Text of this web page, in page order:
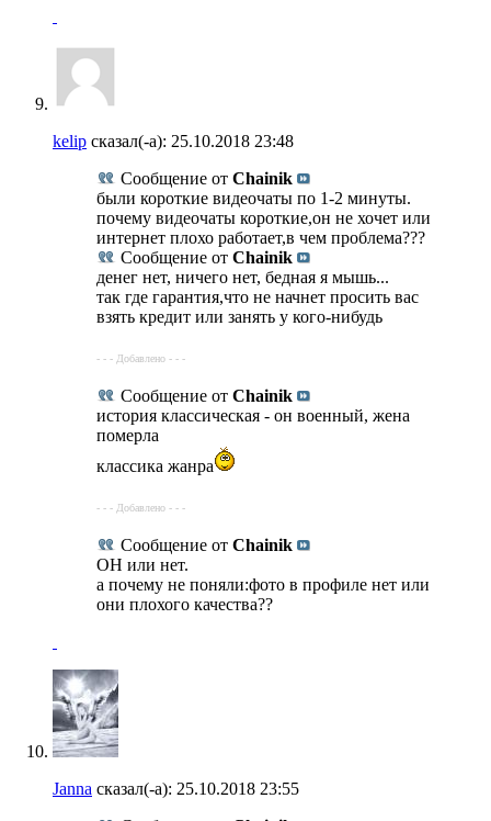
kelip сказал(-а): 25.10.2018 23:48
Сообщение от Chainik
были короткие видеочаты по 1-2 минуты.
почему видеочаты короткие,он не хочет или
интернет плохо работает,в чем проблема???
Сообщение от Chainik
денег нет, ничего нет, бедная я мышь...
так где гарантия,что не начнет просить вас
взять кредит или занять у кого-нибудь
- - - Добавлено - - -
Сообщение от Chainik
история классическая - он военный, жена
померла
классика жанра
- - - Добавлено - - -
Сообщение от Chainik
ОН или нет.
а почему не поняли:фото в профиле нет или
они плохого качества??
Janna сказал(-а): 25.10.2018 23:55